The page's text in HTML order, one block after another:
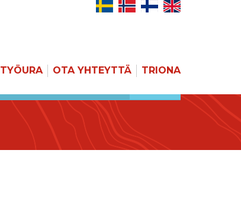
TYÖURA OTA YHTEYTTÄ TRIONA